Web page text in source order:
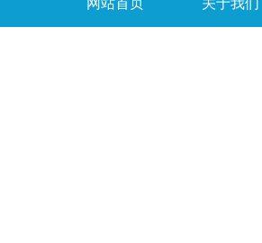
网站首页 关于我们